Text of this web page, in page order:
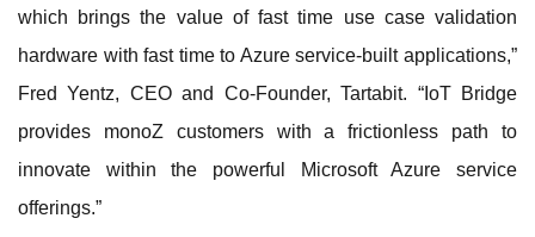
which brings the value of fast time use case validation
hardware with fast time to Azure service-built applications,”
Fred Yentz, CEO and Co-Founder, Tartabit. “IoT Bridge
provides monoZ customers with a frictionless path to
innovate within the powerful Microsoft Azure service
offerings.”